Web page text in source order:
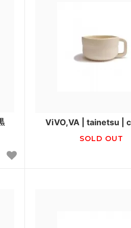
ViVO,VA | tainetsu |
SOLD OUT